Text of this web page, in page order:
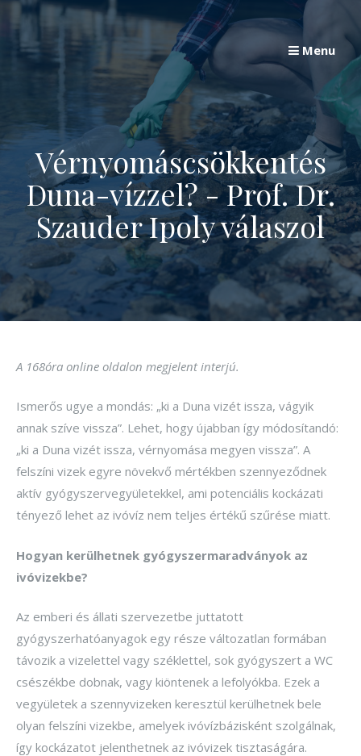
content
Menu
Vérnyomáscsökkentés
Duna-vízzel? - Prof. Dr.
Szauder Ipoly válaszol
A 168óra online oldalon megjelent interjú.
Ismerős ugye a mondás: „ki a Duna vizét issza, vágyik
annak szíve vissza”. Lehet, hogy újabban így módosítandó:
„ki a Duna vizét issza, vérnyomása megyen vissza”. A
felszíni vizek egyre növekvő mértékben szennyeződnek
aktív gyógyszervegyületekkel, ami potenciális kockázati
tényező lehet az ivóvíz nem teljes értékű szűrése miatt.
Hogyan kerülhetnek gyógyszermaradványok az
ivóvizekbe?
Az emberi és állati szervezetbe juttatott
gyógyszerhatóanyagok egy része változatlan formában
távozik a vizelettel vagy széklettel, sok gyógyszert a WC
csészékbe dobnak, vagy kiöntenek a lefolyókba. Ezek a
vegyületek a szennyvizeken keresztül kerülhetnek bele
olyan felszíni vizekbe, amelyek ivóvízbázisként szolgálnak,
így kockázatot jelenthetnek az ivóvizek tisztaságára.